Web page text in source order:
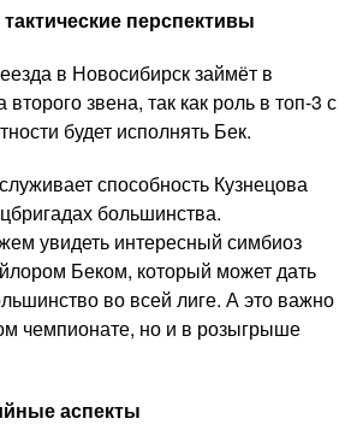
перспективы
в Новосибирск займёт в
звена, так как роль в топ-3 с
будет исполнять Бек.
способность Кузнецова
большинства.
увидеть интересный симбиоз
Беком, который может дать
во всей лиге. А это важно
чемпионате, но и в розыгрыше
аспекты